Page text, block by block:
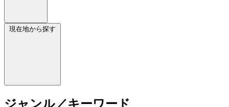
現在地から探す
ジャンル／キーワード